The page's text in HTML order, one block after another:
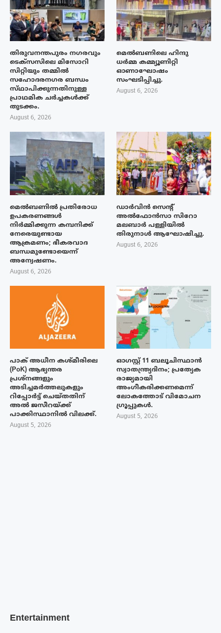
തിരുവനന്തപുരം നഗരവും
ടെക്‌സസിലെ മിസോറി
സിറ്റിയും തമ്മിൽ
സഹോദരനഗര ബന്ധം
സ്‌ഥാപിക്കുന്നതിനുള്ള
പ്രാഥമിക ചർച്ചകൾക്ക്
തുടക്കം.
August 6, 2026
മെൽബണിലെ ഹിന്ദു
ധർമ്മ കമ്മ്യൂണിറ്റി
ഓണാഘോഷം
സംഘടിപ്പിച്ചു.
August 6, 2026
മെൽബണിൽ പ്രതിരോധ
ഉപകരണങ്ങൾ
നിർമ്മിക്കുന്ന കമ്പനിക്ക്
നേരെയുണ്ടായ
ആക്രമണം; ഭീകരവാദ
ബന്ധമുണ്ടോയെന്ന്
അന്വേഷണം.
August 6, 2026
ഡാർവിൻ സെന്റ്
അൽഫോൻസാ സിറോ
മലബാർ പള്ളിയിൽ
തിരുനാൾ ആഘോഷിച്ചു.
August 6, 2026
പാക് അധീന കശ്മീരിലെ
(PoK) ആഭ്യന്തര
പ്രശ്നങ്ങളും
അടിച്ചമർത്തലുകളും
റിപ്പോർട്ട് ചെയ്തതിന്
അൽ ജസീറയ്‌ക്ക്
പാക്കിസ്ഥാനിൽ വിലക്ക്.
August 5, 2026
ഓഗസ്റ്റ് 11 ബലൂചിസ്ഥാൻ
സ്വാതന്ത്ര്യദിനം; പ്രത്യേക
രാജ്യമായി
അംഗീകരിക്കണമെന്ന്
ലോകത്തോട് വിമോചന
ഗ്രൂപ്പുകൾ.
August 5, 2026
Entertainment